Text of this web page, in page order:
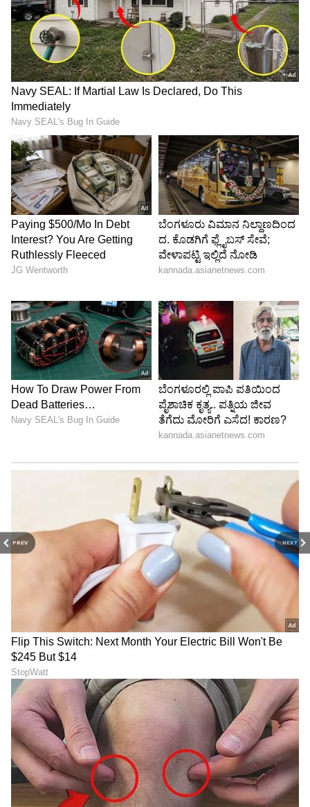
PREV NEXT
ಕೊನೆಯ ಮಾತು:
ಸಿನಿಮಾದ ಕ್ಲೈಮ್ಯಾಕ್ಸ್‌ನಲ್ಲಿ ನಾಯಕ ಗೆಲ್ಲುವುದು ಸುಲಭ,
ಆದರೆ ಜೀವನದ ಕ್ಲೈಮ್ಯಾಕ್ಸ್ ಅಷ್ಟು ಸುಲಭವಲ್ಲ. ಅಯ್ಯಪ್ಪನ
ದರ್ಶನ ಮಾಡಿ ಬರಲಿರುವ ಜಯಂ ರವಿ ಅವರಿಗೆ ಅವರ
ಜೀವನದ ಬಿಕ್ಕಟ್ಟುಗಳು ಬೇಗನೆ ಬಗೆಹರಿಯಲಿ ಮತ್ತು ಅವರಿಗೆ
ಅವರು ಬಯಸಿದ ನೆಮ್ಮದಿ ಸಿಗಲಿ ಎಂಬುದು ಅಭಿಮಾನಿಗಳ
ಹಾರೈಕೆ.
ಸಾರಾಂಶ:
ಪತ್ನಿ ಆರತಿಯೊಂದಿಗಿನ ಕಾನೂನು ಹೋರಾಟದ ನಡುವೆ
ಮೊರೆ ಹೋಗಿದ್ದಾರೆ. ಮಾನಸಿಕ ಕಿರುಕುಳ ಮತ್ತು ಆರ್ಥಿಕ
ನಿರ್ಬಂಧಗಳ ಆರೋಪಗಳನ್ನು ಮಾಡಿರುವ ಅವರು, ಸದ್ಯಕ್ಕೆ
ಚಿತ್ರರಂಗದಿಂದ ಸಣ್ಣ ವಿರಾಮ ಪಡೆದು ಮನಸ್ಸಿನ ಶಾಂತಿಗಾಗಿ
ಶಬರಿಮಲೆ ಯಾತ್ರೆಗೆ ಸಜ್ಜಾಗುತ್ತಿದ್ದಾರೆ. ಇತ್ತೀಚಿನ ವಿವಾದಗಳು
ಅವರ ವೃತ್ತಿಜೀವನ ಮತ್ತು ವೈಯಕ್ತಿಕ ಬದುಕಿನ ಮೇಲೆ ದೊಡ್ಡ
ಪ್ರಭಾವ ಬೀರಿದ್ದು, ಅಯ್ಯಪ್ಪನ ದರ್ಶನ ಅವರಿಗೆ ಹೊಸ
ಚೈತನ್ಯ ನೀಡಲಿ ಎಂಬುದು ಎಲ್ಲರ ಆಶಯ.